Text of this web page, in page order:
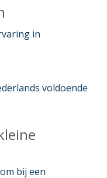
in
voldoende
bij een